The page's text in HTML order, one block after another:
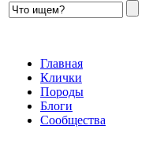
Главная
Клички
Породы
Блоги
Сообщества